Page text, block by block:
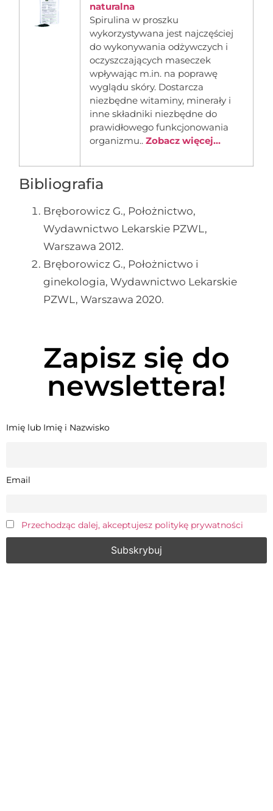
naturalna
Spirulina w proszku
wykorzystywana jest najczęściej
do wykonywania odżywczych i
oczyszczających maseczek
wpływając m.in. na poprawę
wyglądu skóry. Dostarcza
niezbędne witaminy, minerały i
inne składniki niezbędne do
prawidłowego funkcjonowania
organizmu..Zobacz więcej...
Bibliografia
Bręborowicz G., Położnictwo,
Wydawnictwo Lekarskie PZWL,
Warszawa 2012.
Bręborowicz G., Położnictwo i
ginekologia, Wydawnictwo Lekarskie
PZWL, Warszawa 2020.
Zapisz się do
newslettera!
Imię lub Imię i Nazwisko
Email
Przechodząc dalej, akceptujesz politykę prywatności